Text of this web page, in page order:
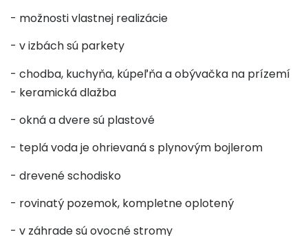
- možnosti vlastnej realizácie
- v izbách sú parkety
- chodba, kuchyňa, kúpeľňa a obývačka na prízemí
- keramická dlažba
- okná a dvere sú plastové
- teplá voda je ohrievaná s plynovým bojlerom
- drevenéschodisko
- rovinatý pozemok, kompletne oplotený
- v záhrade sú ovocné stromy